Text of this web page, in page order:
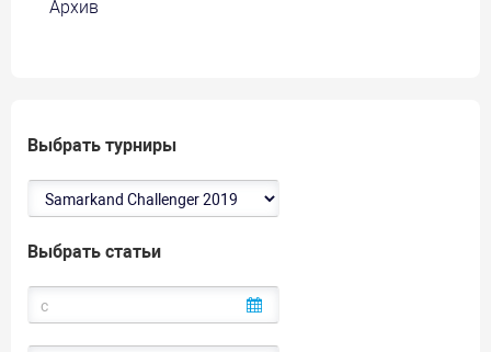
Архив
Выбрать турниры
Выбрать статьи